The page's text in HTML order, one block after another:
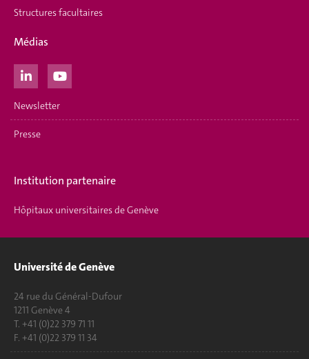
Structures facultaires
Médias
Newsletter
Presse
Institution partenaire
Hôpitaux universitaires de Genève
Université de Genève
24 rue du Général-Dufour
1211 Genève 4
T. +41 (0)22 379 71 11
F. +41 (0)22 379 11 34